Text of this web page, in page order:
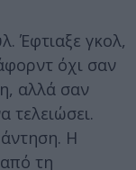
Έφτιαξε γκολ,
όχι σαν
αλλά σαν
τελειώσει.
Η
τη